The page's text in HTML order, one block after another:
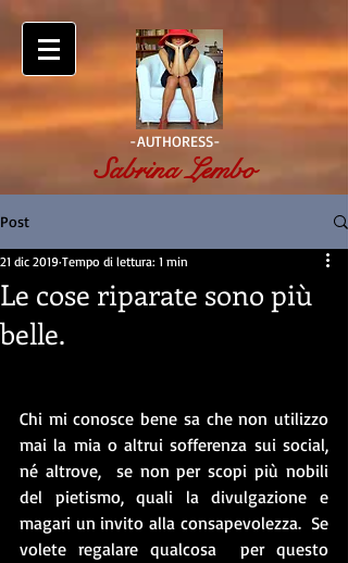
-AUTHORESS-
Sabrina Lembo
Post
Le cose riparate sono più
belle.
21 dic 2019 Tempo di lettura: 1 min
Chi mi conosce bene sa che non utilizzo
mai la mia o altrui sofferenza sui social,
né altrove,  se non per scopi più nobili
del pietismo, quali la divulgazione e
magari un invito alla consapevolezza.  Se
volete regalare qualcosa  per questo